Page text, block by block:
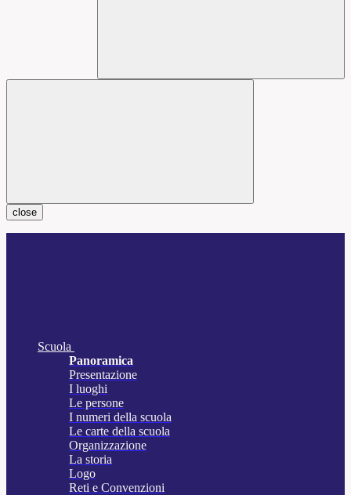
close
Scuola
Panoramica
Presentazione
I luoghi
Le persone
I numeri della scuola
Le carte della scuola
Organizzazione
La storia
Logo
Reti e Convenzioni